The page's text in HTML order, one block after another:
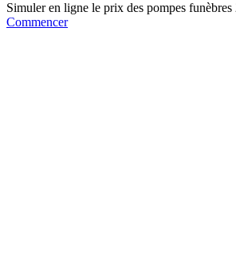
Simuler en ligne le prix des pompes funèbres
Commencer